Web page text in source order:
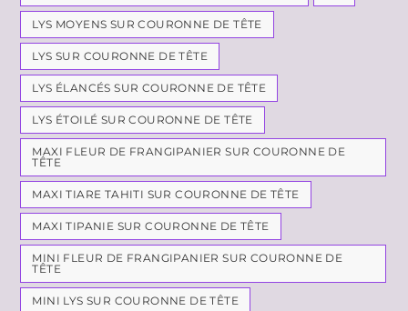
LYS MOYENS SUR COURONNE DE TÊTE
LYS SUR COURONNE DE TÊTE
LYS ÉLANCÉS SUR COURONNE DE TÊTE
LYS ÉTOILÉ SUR COURONNE DE TÊTE
MAXI FLEUR DE FRANGIPANIER SUR COURONNE DE
TÊTE
MAXI TIARE TAHITI SUR COURONNE DE TÊTE
MAXI TIPANIE SUR COURONNE DE TÊTE
MINI FLEUR DE FRANGIPANIER SUR COURONNE DE
TÊTE
MINI LYS SUR COURONNE DE TÊTE